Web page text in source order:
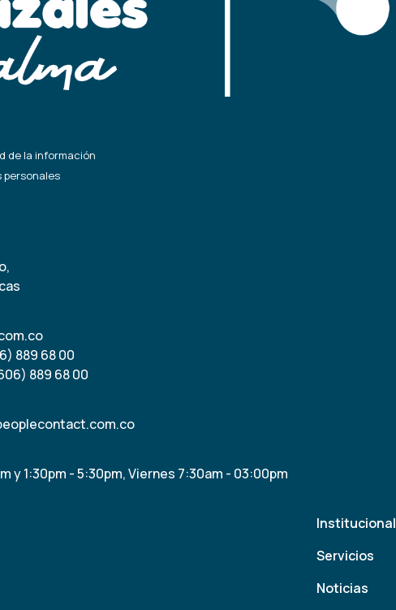
de la información
889 68 00
889 68 00
y 1:30pm - 5:30pm, Viernes 7:30am - 03:00pm
Institucional
Servicios
Noticias